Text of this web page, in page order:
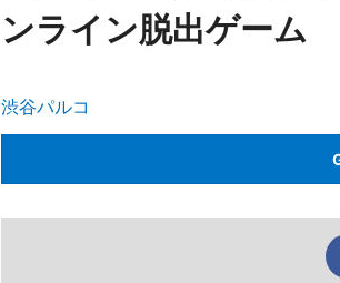
ンライン脱出ゲーム
渋谷パルコ